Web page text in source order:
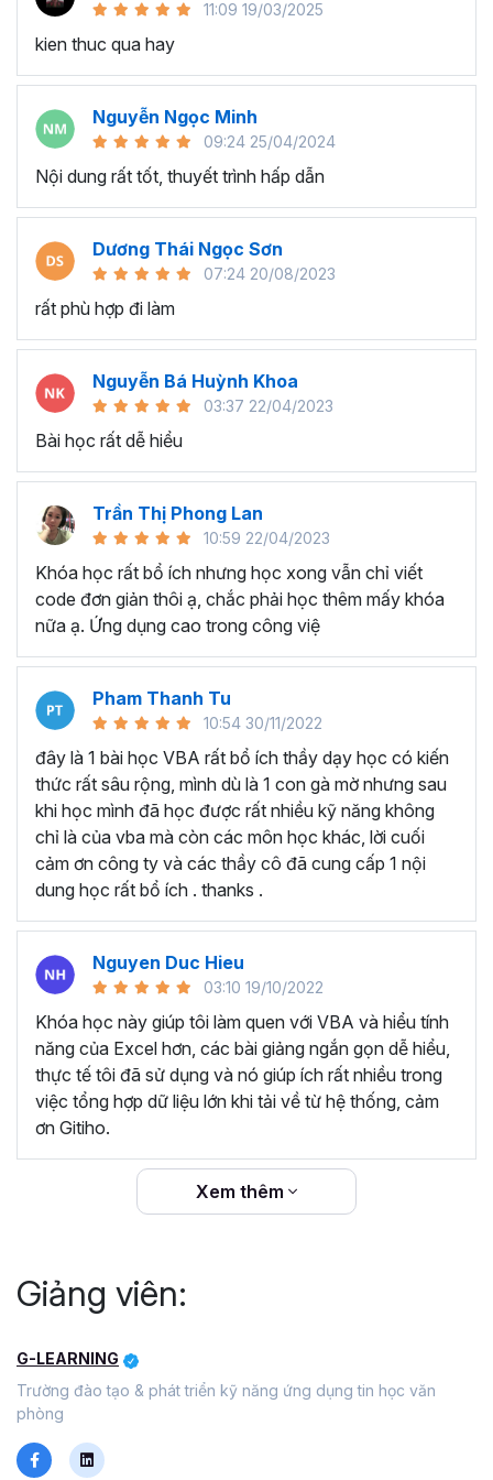
Lập trình sự kiện:
Thành thạo xử lý sự kiện như nút nhấn, thay đổi giá
trị ô, và các sự kiện khác.
Tư duy xử lý các bài toán bằng VBA:
Phát triển khả năng tư duy lập trình để giải quyết các
vấn đề và bài toán cụ thể.
giải quyết các thách thức.
Áp dụng VBA vào công việc hàng ngày để tối ưu
Tích hợp VBA vào các dự án và giải quyết các vấn
đề thực tế trong lĩnh vực tài chính, quản lý dữ liệu, và
nhiều lĩnh vực khác.
Tại sao nên học VBA tại
Gitiho?
Điều gì tạo nên sự khác biệt để
khóa học lập trình VBA
trong Excelcủa Gitiho là chương trìnhđào tạo VBA
onlinecó nhiều học viên theo học nhất:
Chương trình đào tạo VBA Excel chi tiết, đầy đủ với
hơn 130 bài giảng và 14+ giờ học.
Dự án + bài tập thực hành chi tiết, đi theo từng
chương/phần, giúp người học luôn được thực hành
sau khi học.
Ebook, Add-in kèm theo để người học hiểu được
tiềm năng vô hạn của VBA.
Giảng viên hướng dẫn, giải thích từng code chi tiết -
lập trình VBA Excel.
Video chất lượng, luôn cập nhật giao diện, kiến thức
mới.
Câu hỏi thường gặp về khóa
học Tuyệt đỉnh VBA
VBA là gì?
VBA là viết tắt của "Visual Basic for Applications". Đây là
như Excel, Word, Access và Powerpoint. Bằng việc sử
dụng tính năng Macro trong VBA bạn có thể dễ dàng tự
dụng Office hay thực hiện các tính năng phức tạp mà các
tính năng mặc định của Office không có. Nhờ đó giúp bạn
tiết kiệm tối đa thời gian và gia tăng hiệu suất làm việc.
Tại sao nên học VBA trong giai
11:09 19/03/2025
kien thuc qua hay
Nguyễn Ngọc Minh
09:24 25/04/2024
Nội dung rất tốt, thuyết trình hấp dẫn
Dương Thái Ngọc Sơn
07:24 20/08/2023
rất phù hợp đi làm
Nguyễn Bá Huỳnh Khoa
03:37 22/04/2023
Bài học rất dễ hiểu
Trần Thị Phong Lan
10:59 22/04/2023
Khóa học rất bổ ích nhưng học xong vẫn chỉ viết
code đơn giản thôi ạ, chắc phải học thêm mấy khóa
nữa ạ. Ứng dụng cao trong công việ
Pham Thanh Tu
10:54 30/11/2022
đây là 1 bài học VBA rất bổ ích thầy dạy học có kiến
thức rất sâu rộng, mình dù là 1 con gà mờ nhưng sau
khi học mình đã học được rất nhiều kỹ năng không
chỉ là của vba mà còn các môn học khác, lời cuối
cảm ơn công ty và các thầy cô đã cung cấp 1 nội
dung học rất bổ ích . thanks .
Nguyen Duc Hieu
03:10 19/10/2022
Khóa học này giúp tôi làm quen với VBA và hiểu tính
năng của Excel hơn, các bài giảng ngắn gọn dễ hiểu,
thực tế tôi đã sử dụng và nó giúp ích rất nhiều trong
việc tổng hợp dữ liệu lớn khi tải về từ hệ thống, cảm
ơn Gitiho.
Xem thêm
Giảng viên:
G-LEARNING
Trường đào tạo & phát triển kỹ năng ứng dụng tin học văn
phòng